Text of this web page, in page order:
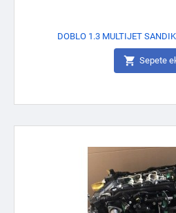
DOBLO 1.3 MULTIJET
 Sepete